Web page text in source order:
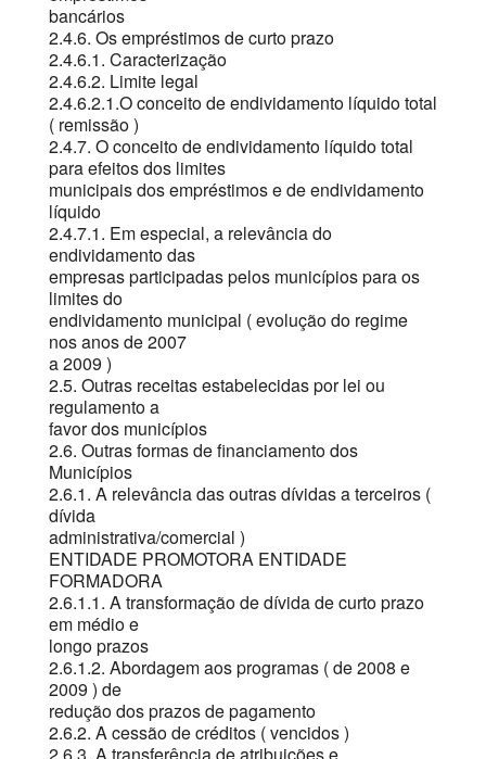
bancários
2.4.6. Os empréstimos de curto prazo
2.4.6.1. Caracterização
2.4.6.2. Limite legal
2.4.6.2.1.O conceito de endividamento líquido total
( remissão )
2.4.7. O conceito de endividamento líquido total
para efeitos dos limites
municipais dos empréstimos e de endividamento
líquido
2.4.7.1. Em especial, a relevância do
endividamento das
empresas participadas pelos municípios para os
limites do
endividamento municipal ( evolução do regime
nos anos de 2007
a 2009 )
2.5. Outras receitas estabelecidas por lei ou
regulamento a
favor dos municípios
2.6. Outras formas de financiamento dos
Municípios
2.6.1. A relevância das outras dívidas a terceiros (
dívida
administrativa/comercial )
ENTIDADE PROMOTORA ENTIDADE
FORMADORA
2.6.1.1. A transformação de dívida de curto prazo
em médio e
longo prazos
2.6.1.2. Abordagem aos programas ( de 2008 e
2009 ) de
redução dos prazos de pagamento
2.6.2. A cessão de créditos ( vencidos )